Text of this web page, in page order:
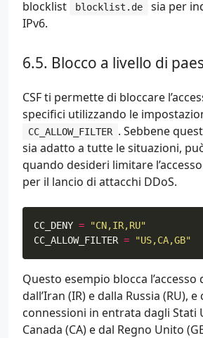
blocklist
blocklist.de
sia per
IPv6.
Blocco a livello di
CSF ti permette di bloccare
specifici utilizzando le
CC_ALLOW_FILTER . Sebbene
sia adatto a tutte le situazioni,
quando desideri limitare
per il lancio di attacchi DDoS.
CC_DENY =
"CN,IR,RU"
CC_ALLOW_FILTER = "US,CA,GB"
Questo esempio blocca l’accesso
dall’Iran (IR) e dalla Russia (RU),
connessioni in entrata dagli Stati
Canada (CA) e dal Regno Unito